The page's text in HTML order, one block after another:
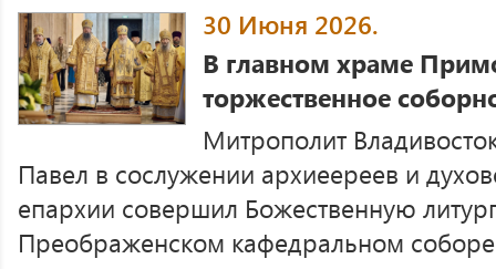
30 Июня 2026.
В главном храме
торжественное
Митрополит
Павел в сослужении архиеереев и
епархии совершил Божественную
Преображенском кафедральном соборе